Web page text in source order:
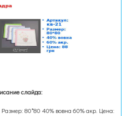
слайда:
Размер: 80*80 40% вовна 60% акр. Цена: